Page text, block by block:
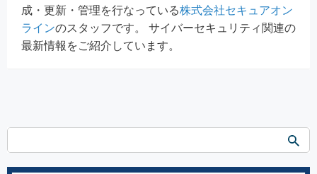
成・更新・管理を行なっている株式会社セキュアオン
ラインのスタッフです。 サイバーセキュリティ関連の
最新情報をご紹介しています。